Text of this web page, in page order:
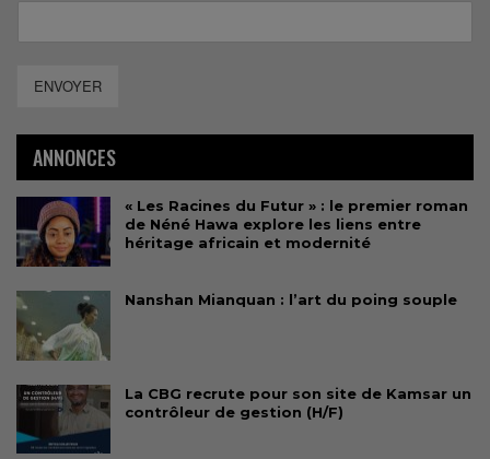
ENVOYER
ANNONCES
« Les Racines du Futur » : le premier roman
de Néné Hawa explore les liens entre
héritage africain et modernité
Nanshan Mianquan : l’art du poing souple
La CBG recrute pour son site de Kamsar un
contrôleur de gestion (H/F)